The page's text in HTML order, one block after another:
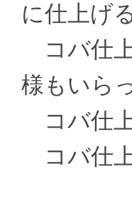
に仕上げ
コバ仕
様もいら
コバ仕
コバ仕